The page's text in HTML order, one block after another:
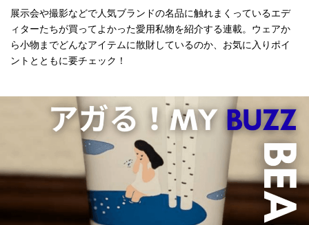
展示会や撮影などで人気ブランドの名品に触れまくっているエデ
ィターたちが買ってよかった愛用私物を紹介する連載。ウェアか
ら小物までどんなアイテムに散財しているのか、お気に入りポイ
ントとともに要チェック！